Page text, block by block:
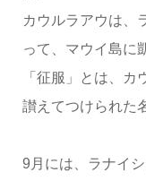
カウルラアウは、
って、マウイ島に
「征服」とは、
讃えてつけられた
9月には、ラナイ